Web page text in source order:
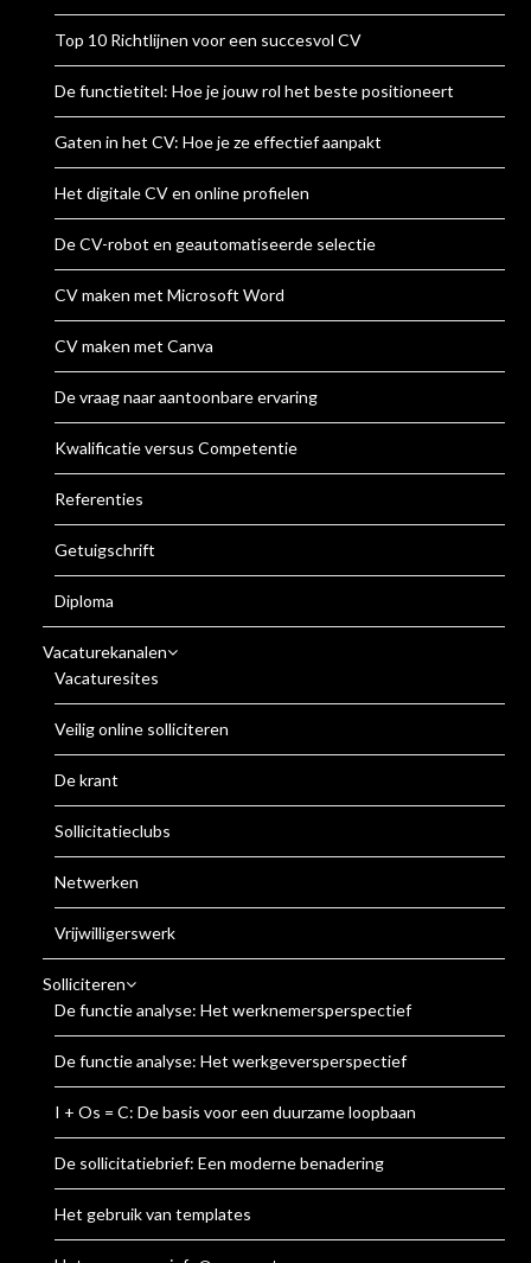
Top 10 Richtlijnen voor een succesvol CV
De functietitel: Hoe je jouw rol het beste positioneert
Gaten in het CV: Hoe je ze effectief aanpakt
Het digitale CV en online profielen
De CV-robot en geautomatiseerde selectie
CV maken met Microsoft Word
CV maken met Canva
De vraag naar aantoonbare ervaring
Kwalificatie versus Competentie
Referenties
Getuigschrift
Diploma
Vacaturekanalen
Vacaturesites
Veilig online solliciteren
De krant
Sollicitatieclubs
Netwerken
Vrijwilligerswerk
Solliciteren
De functie analyse: Het werknemersperspectief
De functie analyse: Het werkgeversperspectief
I + Os = C: De basis voor een duurzame loopbaan
De sollicitatiebrief: Een moderne benadering
Het gebruik van templates